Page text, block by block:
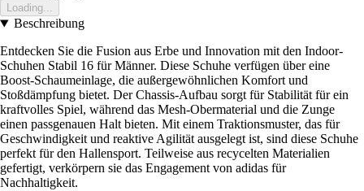
Loading...
Beschreibung
Entdecken Sie die Fusion aus Erbe und Innovation mit den Indoor-
Schuhen Stabil 16 für Männer. Diese Schuhe verfügen über eine
Boost-Schaumeinlage, die außergewöhnlichen Komfort und
Stoßdämpfung bietet. Der Chassis-Aufbau sorgt für Stabilität für ein
kraftvolles Spiel, während das Mesh-Obermaterial und die Zunge
einen passgenauen Halt bieten. Mit einem Traktionsmuster, das für
Geschwindigkeit und reaktive Agilität ausgelegt ist, sind diese Schuhe
perfekt für den Hallensport. Teilweise aus recycelten Materialien
gefertigt, verkörpern sie das Engagement von adidas für
Nachhaltigkeit.